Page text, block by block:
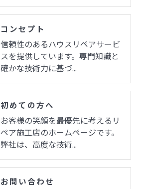
コンセプト
信頼性のあるハウスリペアサービ
スを提供しています。専門知識と
確かな技術力に基づ…
初めての方へ
お客様の笑顔を最優先に考えるリ
ペア施工店のホームページです。
弊社は、高度な技術…
お問い合わせ